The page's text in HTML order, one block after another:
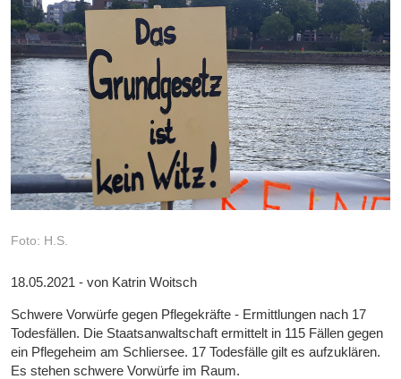
Foto: H.S.
18.05.2021 - von Katrin Woitsch
Schwere Vorwürfe gegen Pflegekräfte - Ermittlungen nach 17
Todesfällen. Die Staatsanwaltschaft ermittelt in 115 Fällen gegen
ein Pflegeheim am Schliersee. 17 Todesfälle gilt es aufzuklären.
Es stehen schwere Vorwürfe im Raum.